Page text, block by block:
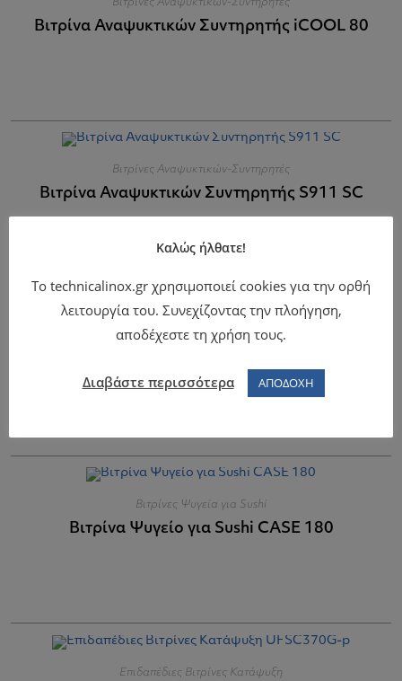
Βιτρίνες Αναψυκτικών-Συντηρητές
Βιτρίνα Αναψυκτικών Συντηρητής iCOOL 80
Βιτρίνες Αναψυκτικών-Συντηρητές
Βιτρίνα Αναψυκτικών Συντηρητής S911 SC
Βιτρίνες Ψυγεία για Sushi
Βιτρίνες Ψυγεία για Sushi
Βιτρίνα Ψυγείο για Sushi CASE 180
Επιδαπέδιες Βιτρίνες Κατάψυξη
Καλώς ήλθατε!
Το technicalinox.gr χρησιμοποιεί cookies για την ορθή
λειτουργία του. Συνεχίζοντας την πλοήγηση,
αποδέχεστε τη χρήση τους.
Διαβάστε περισσότερα ΑΠΟΔΟΧΗ